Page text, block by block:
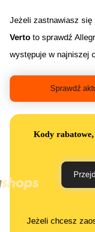
Jeżeli zastnawiasz się
Verto to sprawdź
występuje w najniszej
Sprawdź
Kody
Jeżeli chcesz